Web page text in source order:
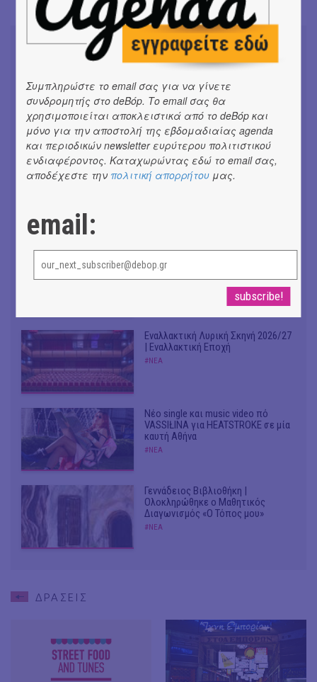
Don't Let Me Be Misunderstood |
Alexandros Livitsanos, Willem
Dafoe, Czech Studio Orchestra |
Από το soundtrack της ταινίας "The
Birthday Party"
#ΝΕΑ
CRACK THE MIRROR - Art of
από VILLAGERS OF IOANNINA CITY |
Εναλλακτική Λυρική Σκηνή 2026/27
| Εναλλακτική Εποχή
#ΝΕΑ
Νέο single και music video πό
VASSIŁINA για HEATSTROKE σε μία
καυτή Αθήνα
#ΝΕΑ
Γεννάδειος Βιβλιοθήκη |
Ολοκληρώθηκε ο Μαθητικός
Διαγωνισμός «Ο Τόπος μου»
#ΝΕΑ
ΔΡΑΣΕΙΣ
Συμπληρώστε το email σας για να γίνετε
συνδρομητής στο deBόp. Το email σας θα
χρησιμοποιείται αποκλειστικά από το deBόp και
μόνο για την αποστολή της εβδομαδιαίας agenda
και περιοδικών newsletter ευρύτερου πολιτιστικού
ενδιαφέροντος. Καταχωρώντας εδώ το email σας,
αποδέχεστε την πολιτική απορρήτου μας.
email: